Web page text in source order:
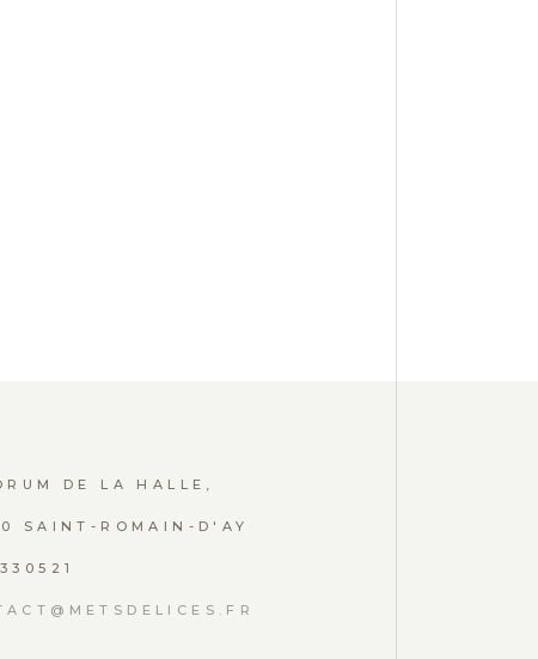
DE LA HALLE,
SAINT-ROMAIN-D'AY